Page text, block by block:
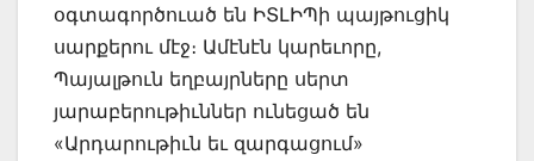
օգտագործուած են ԻՏԼԻՊի պայթուցիկ
սարքերու մէջ։ Ամէնէն կարեւորը,
Պայալթուն եղբայրները սերտ
յարաբերութիւններ ունեցած են
«Արդարութիւն եւ զարգացում»